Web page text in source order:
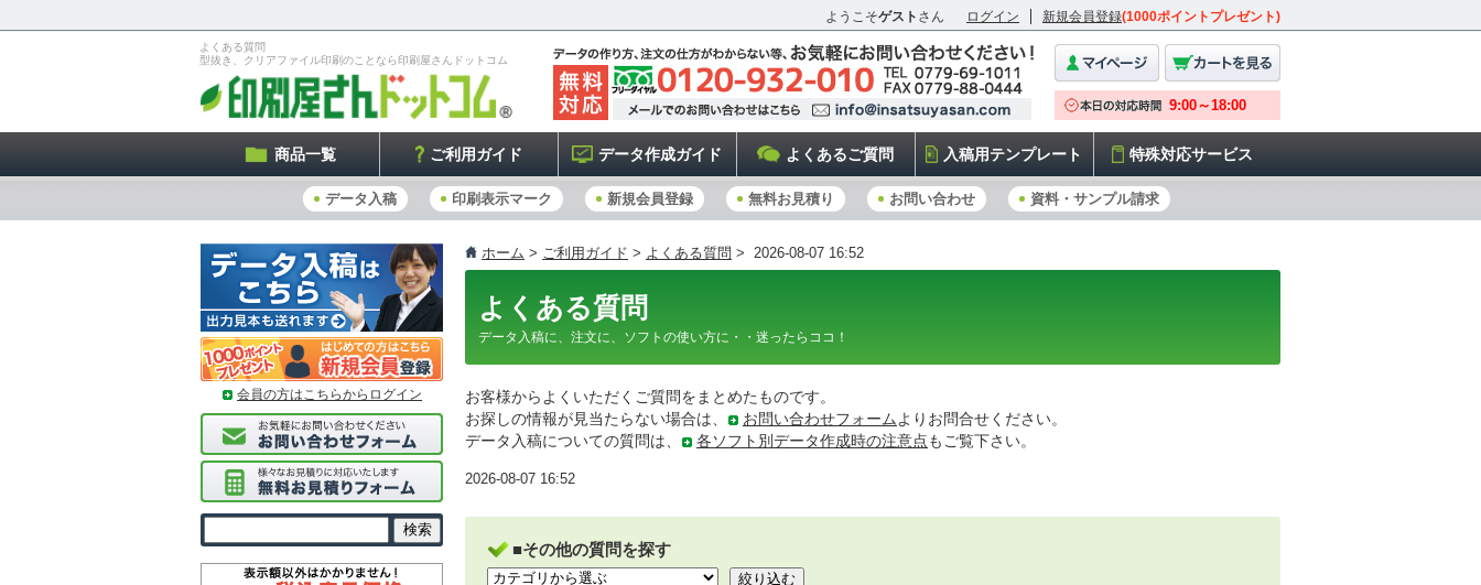
よくある質問
型抜き、クリアファイル印刷のことなら印刷屋さんドットコム
ようこそゲスト さん ログイン 新規会員登録(1000ポイントプレゼント)
商品一覧 ご利用ガイド データ作成ガイド よくあるご質問 入稿用テンプレート 特殊対応サービス
データ入稿 印刷表示マーク 新規会員登録 無料お見積り お問い合わせ 資料・サンプル請求
ホーム > ご利用ガイド > よくある質問 > 2026-08-07 16:52
よくある質問
データ入稿に、注文に、ソフトの使い方に・・迷ったらココ！
お客様からよくいただくご質問をまとめたものです。
お探しの情報が見当たらない場合は、
お問い合わせフォーム よりお問合せください。
データ入稿についての質問は、
各ソフト別データ作成時の注意点 もご覧下さい。
2026-08-07 16:52
■その他の質問を探す
会員の方はこちらからログイン